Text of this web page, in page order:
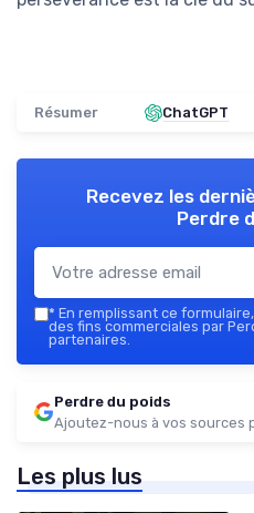
Résumer ChatGPT
Recevez les
Perdre
* En remplissant ce
des fins commerciales par
partenaires.
Perdre du poids
Ajoutez-nous à vos sources
Les plus lus